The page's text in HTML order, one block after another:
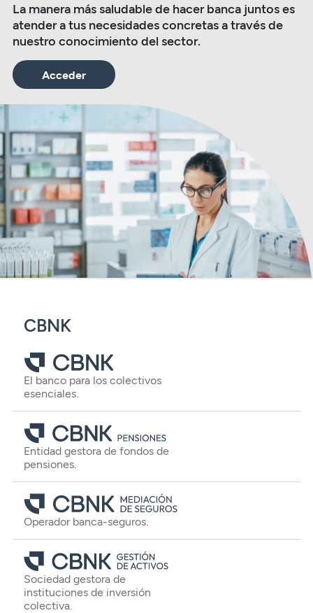
La manera más saludable de hacer banca juntos es
atender a tus necesidades concretas a través de
nuestro conocimiento del sector.
Acceder
CBNK
El banco para los colectivos
esenciales.
Entidad gestora de fondos de
pensiones.
Operador banca-seguros.
Sociedad gestora de
instituciones de inversión
colectiva.